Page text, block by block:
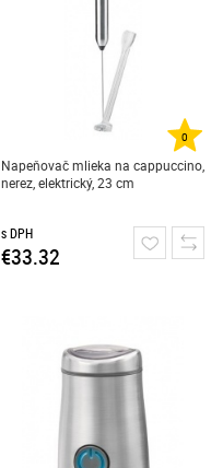
0
Napeňovač mlieka na cappuccino,
nerez, elektrický, 23 cm
s DPH
€33.32